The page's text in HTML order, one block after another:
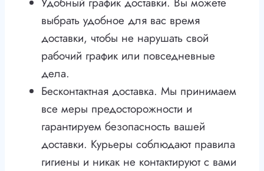
выбрать удобное для вас время
доставки, чтобы не нарушать свой
рабочий график или повседневные
дела.
Бесконтактная доставка. Мы принимаем
все меры предосторожности и
гарантируем безопасность вашей
доставки. Курьеры соблюдают правила
гигиены и никак не контактируют с вами